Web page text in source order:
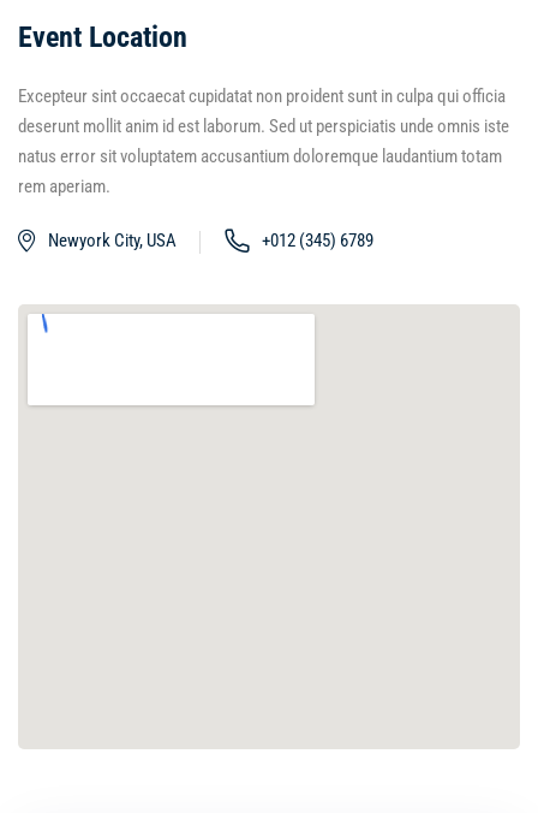
Event Location
Excepteur sint occaecat cupidatat non proident sunt in culpa qui officia
deserunt mollit anim id est laborum. Sed ut perspiciatis unde omnis iste
natus error sit voluptatem accusantium doloremque laudantium totam
rem aperiam.
Newyork City, USA +012 (345) 6789